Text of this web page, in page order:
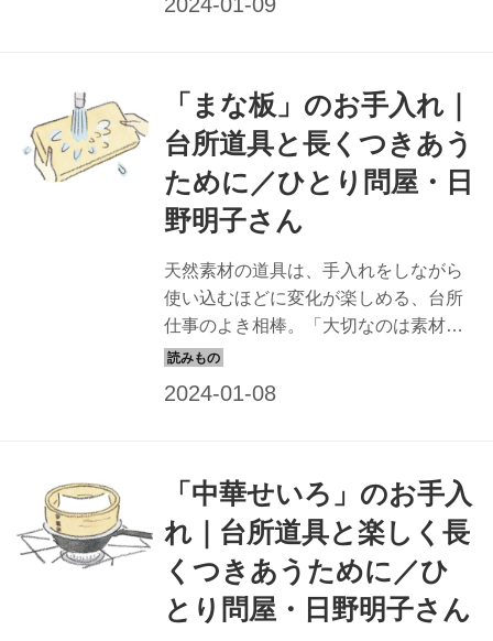
「まな板」のお手入れ｜
台所道具と長くつきあう
ために／ひとり問屋・日
野明子さん
天然素材の道具は、手入れをしながら
使い込むほどに変化が楽しめる、台所
仕事のよき相棒。「大切なのは素材を
知ること」と話す「ひとり問屋」で道
「中華せいろ」のお手入
れ｜台所道具と楽しく長
くつきあうために／ひ
とり問屋・日野明子さん